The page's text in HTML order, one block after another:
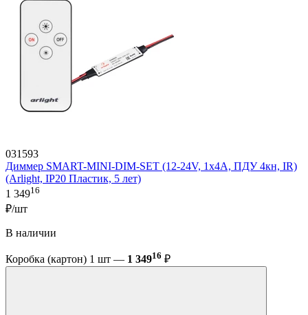
031593
Диммер SMART-MINI-DIM-SET (12-24V, 1x4A, ПДУ 4кн, IR)
(Arlight, IP20 Пластик, 5 лет)
1 34916
₽/шт
В наличии
Коробка (картон) 1 шт — 1 34916 ₽